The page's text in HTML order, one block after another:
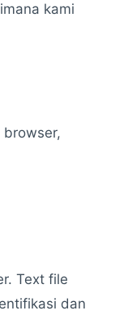
kami
Text file
dan